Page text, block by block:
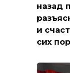
назад
и
сих пор